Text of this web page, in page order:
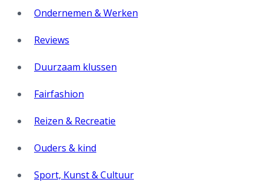
Ondernemen & Werken
Reviews
Duurzaam klussen
Fairfashion
Reizen & Recreatie
Ouders & kind
Sport, Kunst & Cultuur